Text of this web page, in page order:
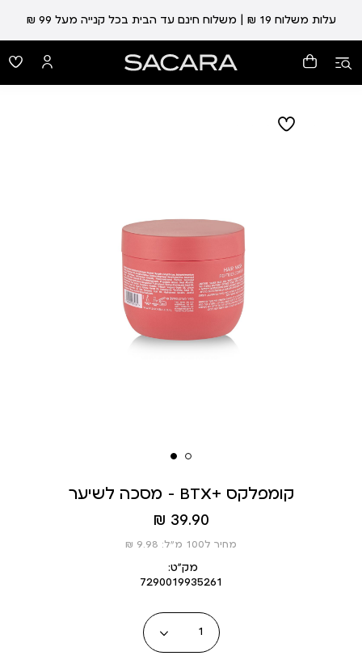
עלות משלוח 19 ₪ | משלוח חינם עד הבית בכל קנייה מעל 99 ₪
מסכה לשיער - BTX+ קומפלקס
מחיר
מוצר
39.90 ₪
מחיר ל100 מ”ל: 9.98 ₪
מק״ט:
7290019935261
כמות